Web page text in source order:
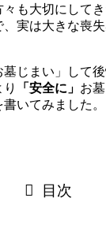
も大切にして
実は大きな喪
じまい」して
「安全に」 お
いてみました。
目次